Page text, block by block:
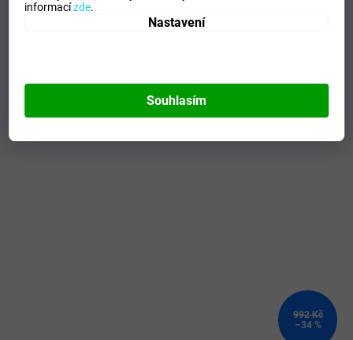
informacízde.
Nastavení
Souhlasím
Mohlo by se vám líbit
992 Kč
–34 %
Kód:101650.880-2XS-XS
101018.880